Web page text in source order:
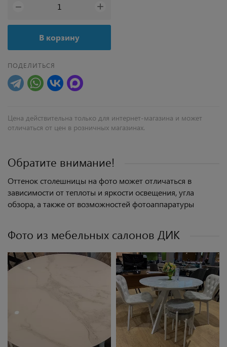
− +
В корзину
ПОДЕЛИТЬСЯ
Цена действительна только для интернет-магазина и может
отличаться от цен в розничных магазинах.
Обратите внимание!
Оттенок столешницы на фото может отличаться в
зависимости от теплоты и яркости освещения, угла
обзора, а также от возможностей фотоаппаратуры
Фото из мебельных салонов ДИК